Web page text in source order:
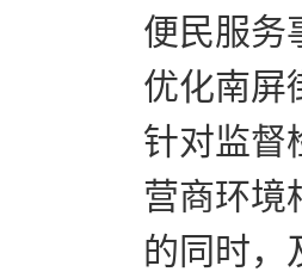
便民服务
优化南屏
针对监督
营商环境
的同时，